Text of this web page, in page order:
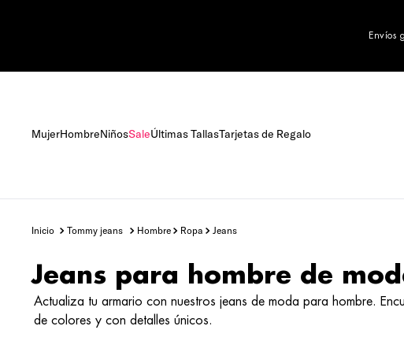
Envíos
MujerHombreNiñosSaleÚltimas TallasTarjetas de Regalo
tommy jeans hombre ropa jeans
Jeans para hombre de
Actualiza tu armario con nuestros jeans de moda para hombre.
de colores y con detalles únicos.